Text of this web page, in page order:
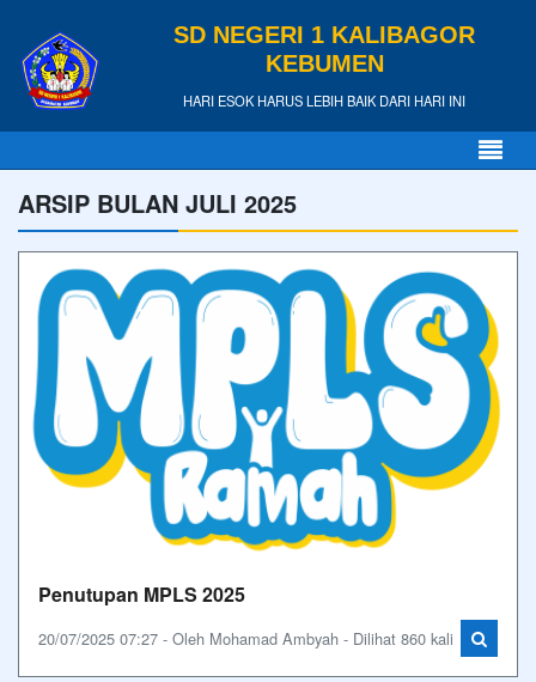
SD NEGERI 1 KALIBAGOR
KEBUMEN
HARI ESOK HARUS LEBIH BAIK DARI HARI INI
ARSIP BULAN JULI 2025
Penutupan MPLS 2025
20/07/2025 07:27 - Oleh Mohamad Ambyah - Dilihat 860 kali